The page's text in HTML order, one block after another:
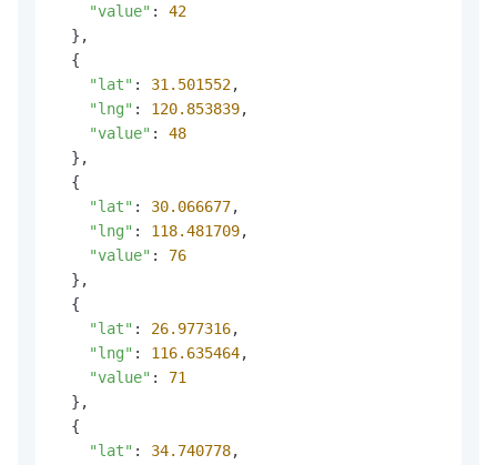
"value" : 42
  },
  {
"lat" : 31.501552,
"lng" : 120.853839,
"value" : 48
  },
  {
"lat" : 30.066677,
"lng" : 118.481709,
"value" : 76
  },
  {
"lat" : 26.977316,
"lng" : 116.635464,
"value" : 71
  },
  {
"lat" : 34.740778,